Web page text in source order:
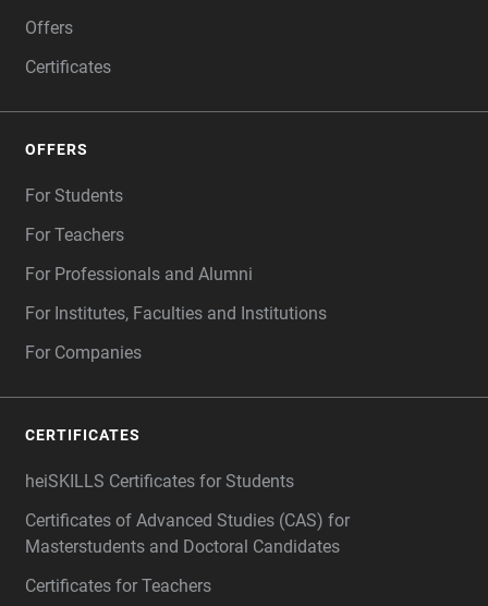
Offers
Certificates
OFFERS
For Students
For Teachers
For Professionals and Alumni
For Institutes, Faculties and Institutions
For Companies
CERTIFICATES
heiSKILLS Certificates for Students
Certificates of Advanced Studies (CAS) for
Masterstudents and Doctoral Candidates
Certificates for Teachers